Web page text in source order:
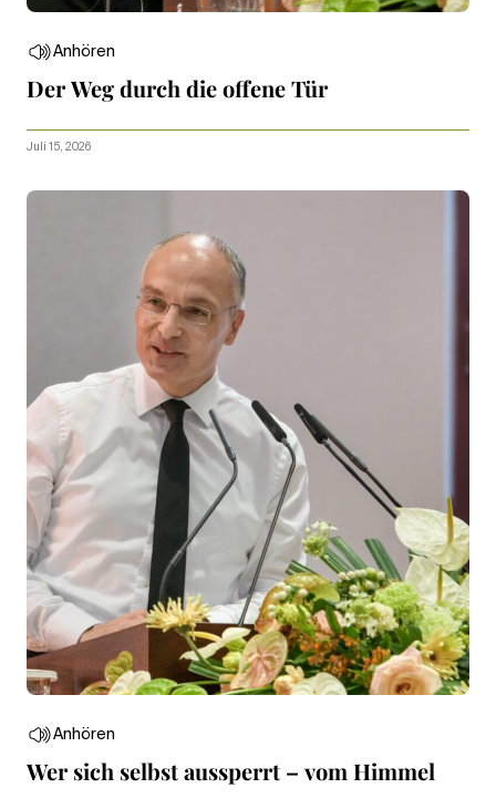
Anhören
Der Weg durch die offene Tür
Juli 15, 2026
Anhören
Wer sich selbst aussperrt – vom Himmel